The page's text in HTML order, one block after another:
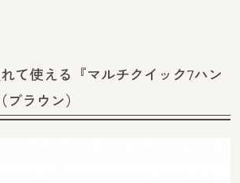
て使える『マルチクイック7ハン
ブラウン）